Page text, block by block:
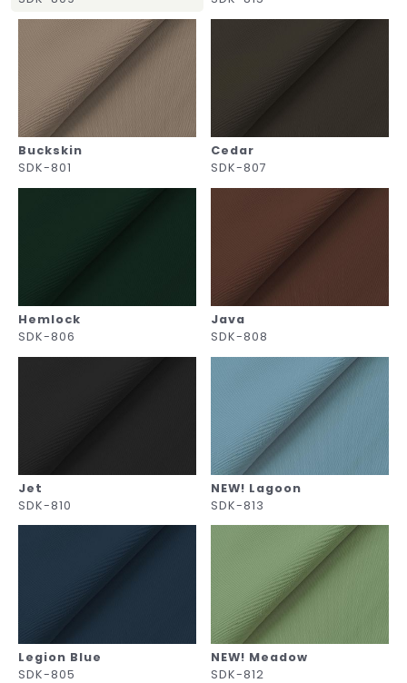
Buckskin
SDK-801
Cedar
SDK-807
Hemlock
SDK-806
Java
SDK-808
Jet
SDK-810
NEW! Lagoon
SDK-813
Legion Blue
SDK-805
NEW! Meadow
SDK-812